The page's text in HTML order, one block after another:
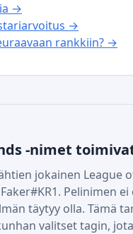
→
→
rankkiin? →
-nimet
jokainen League
Pelinimen
täytyy olla. Tämä
valitset tagin,